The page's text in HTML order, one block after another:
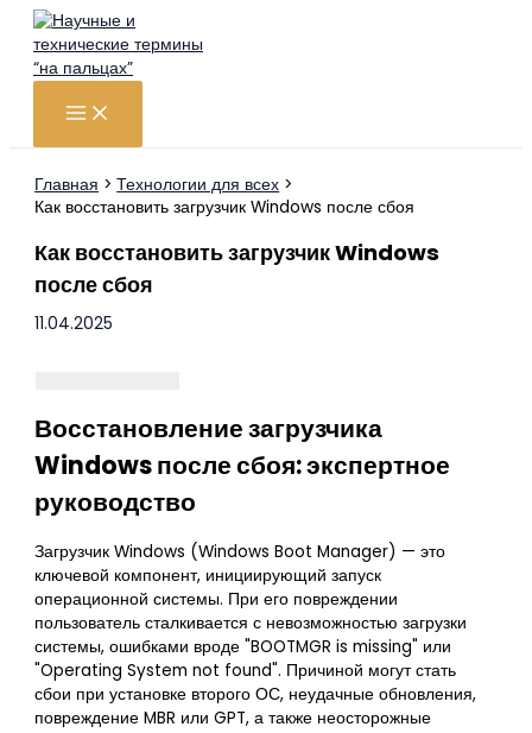
Перейти
содержимому
Главная
Технологии для всех
Как восстановить загрузчик Windows после сбоя
Как восстановить загрузчик Windows
после сбоя
11.04.2025
Восстановление загрузчика
Windows после сбоя: экспертное
руководство
Загрузчик Windows (Windows Boot Manager) — это
ключевой компонент, инициирующий запуск
операционной системы. При его повреждении
пользователь сталкивается с невозможностью загрузки
системы, ошибками вроде "BOOTMGR is missing" или
"Operating System not found". Причиной могут стать
сбои при установке второго ОС, неудачные обновления,
повреждение MBR или GPT, а также неосторожные